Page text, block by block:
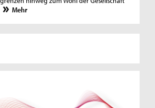
Mehr